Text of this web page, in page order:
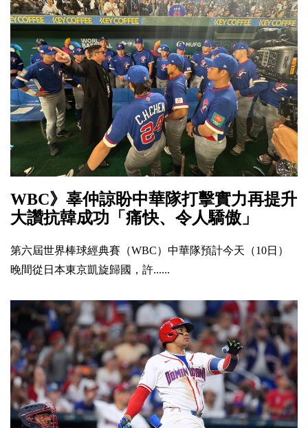
WBC》辜仲諒盼中華隊打擊實力再提升
大讚抗韓成功「痛快、令人驕傲」
第六屆世界棒球經典賽（WBC）中華隊預計今天（10日）
晚間從日本東京凱旋歸國，許......